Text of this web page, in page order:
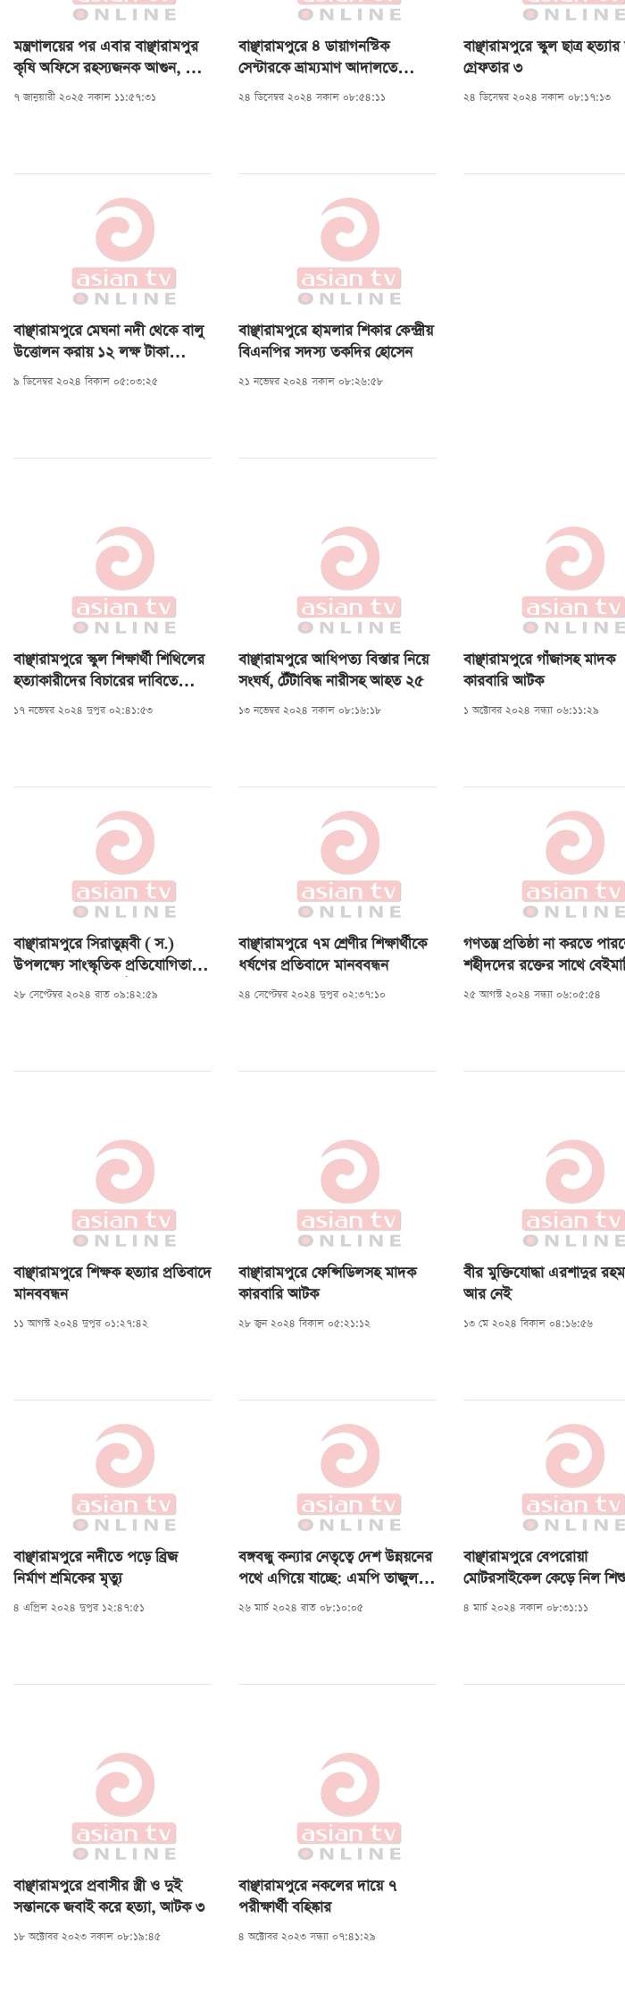
অনুষ্ঠানে বিশেষ অতিথি হিসেবে উপস্থিত ছিলেন ব্রাহ্মণবাড়িয়া-৩
আসনের সংসদ সদস্য মো. খালেদ হোসেন মাহবুব শ্যামল, জেলার
পুলিশ সুপার শাহ মো. আব্দুর রউফ, বিএনপির কেন্দ্রীয় নির্বাহী কমিটির
সদস্য এম এ খালেক (পিএসসি), অ্যাডভোকেট জিয়া উদ্দিন জিয়া,
বাঞ্ছারামপুর উপজেলা বিএনপির সভাপতি মেহেদী হাসান পলাশ,
সাধারণ সম্পাদক একে এম ভিপি মুসা এবং উপজেলা নির্বাহী কর্মকর্তা
মো. তারিকুল ইসলামসহ প্রশাসন ও দলীয় নেতৃবৃন্দ।
মন্ত্রণালয়ের পর এবার বাঞ্ছারামপুর
কৃষি অফিসে রহস্যজনক আগুন, পুরে
গেছে নথিপত্র
৭ জানুয়ারী ২০২৫ সকাল ১১:৫৭:৩১
বাঞ্ছারামপুরে ৪ ডায়াগনস্টিক
সেন্টারকে ভ্রাম্যমাণ আদালতে
জরিমানা
২৪ ডিসেম্বর ২০২৪ সকাল ০৮:৫৪:১১
বাঞ্ছারামপুরে স্কুল ছাত্র
গ্রেফতার ৩
২৪ ডিসেম্বর ২০২৪ সকাল ০৮:১৭:১৩
বাঞ্ছারামপুরে মেঘনা নদী থেকে বালু
উত্তোলন করায় ১২ লক্ষ টাকা
জরিমানা
৯ ডিসেম্বর ২০২৪ বিকাল ০৫:০৩:২৫
বাঞ্ছারামপুরে হামলার শিকার কেন্দ্রীয়
বিএনপির সদস্য তকদির হোসেন
২১ নভেম্বর ২০২৪ সকাল ০৮:২৬:৫৮
বাঞ্ছারামপুরে স্কুল শিক্ষার্থী শিথিলের
হত্যাকারীদের বিচারের দাবিতে
মানববন্ধন
১৭ নভেম্বর ২০২৪ দুপুর ০২:৪১:৫৩
বাঞ্ছারামপুরে আধিপত্য বিস্তার নিয়ে
সংঘর্ষ, টেঁটাবিদ্ধ নারীসহ আহত ২৫
১৩ নভেম্বর ২০২৪ সকাল ০৮:১৬:১৮
বাঞ্ছারামপুরে গাঁজাসহ মাদক
কারবারি আটক
১ অক্টোবর ২০২৪ সন্ধ্যা ০৬:১১:২৯
বাঞ্ছারামপুরে সিরাতুন্নবী ( স.)
উপলক্ষ্যে সাংস্কৃতিক প্রতিযোগিতা ও
পুরস্কার বিতরণ অনুষ্ঠিত
২৮ সেপ্টেম্বর ২০২৪ রাত ০৯:৪২:৫৯
বাঞ্ছারামপুরে ৭ম শ্রেণীর শিক্ষার্থীকে
ধর্ষণের প্রতিবাদে মানববন্ধন
২৪ সেপ্টেম্বর ২০২৪ দুপুর ০২:৩৭:১০
গণতন্ত্র প্রতিষ্ঠা না করতে
শহীদদের রক্তের সাথে
হবে: জোনায়েদ সাকি
২৫ আগস্ট ২০২৪ সন্ধ্যা ০৬:০৫:৫৪
বাঞ্ছারামপুরে শিক্ষক হত্যার প্রতিবাদে
মানববন্ধন
১১ আগস্ট ২০২৪ দুপুর ০১:২৭:৪২
বাঞ্ছারামপুরে ফেন্সিডিলসহ মাদক
কারবারি আটক
২৮ জুন ২০২৪ বিকাল ০৫:২১:১২
বীর মুক্তিযোদ্ধা এরশাদুর
আর নেই
১৩ মে ২০২৪ বিকাল ০৪:১৬:৫৬
বাঞ্ছারামপুরে নদীতে পড়ে ব্রিজ
নির্মাণ শ্রমিকের মৃত্যু
৪ এপ্রিল ২০২৪ দুপুর ১২:৪৭:৫১
বঙ্গবন্ধু কন্যার নেতৃত্বে দেশ উন্নয়নের
পথে এগিয়ে যাচ্ছে: এমপি তাজুল
ইসলাম
২৬ মার্চ ২০২৪ রাত ০৮:১০:০৫
বাঞ্ছারামপুরে বেপরোয়া
মোটরসাইকেল কেড়ে নিল শিশু
আয়াতের প্রাণ
৪ মার্চ ২০২৪ সকাল ০৮:৩১:১১
বাঞ্ছারামপুরে প্রবাসীর স্ত্রী ও দুই
সন্তানকে জবাই করে হত্যা, আটক ৩
১৮ অক্টোবর ২০২৩ সকাল ০৮:১৯:৪৫
বাঞ্ছারামপুরে নকলের দায়ে ৭
পরীক্ষার্থী বহিষ্কার
৪ অক্টোবর ২০২৩ সন্ধ্যা ০৭:৪১:২৯